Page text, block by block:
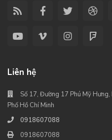
Liên hệ
Số 17, Đường 17 Phú Mỹ
Phố Hồ Chí Minh
0918607088
0918607088